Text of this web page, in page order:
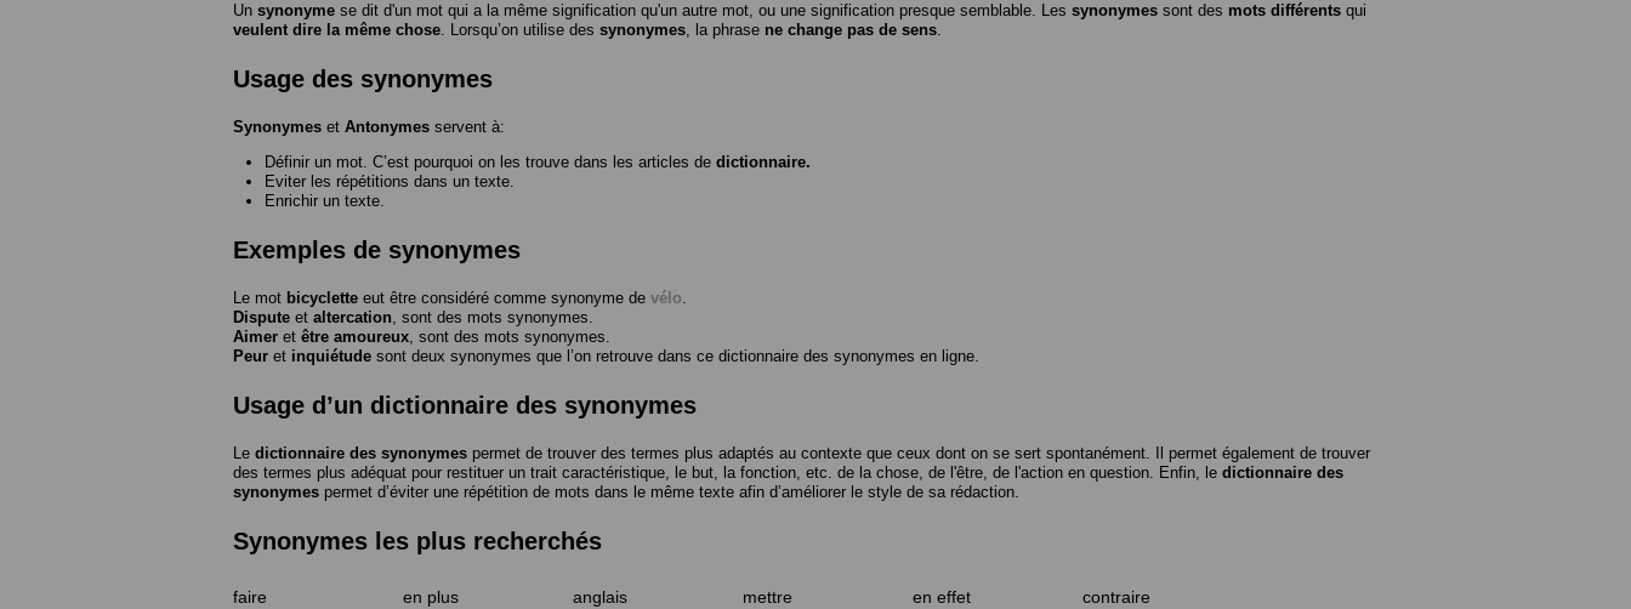
Un synonyme se dit d'un mot qui a la même signification qu'un autre mot, ou une signification presque semblable. Les synonymes sont des mots différents qui
veulent dire la même chose. Lorsqu’on utilise des synonymes, la phrase ne change pas de sens.
Usage des synonymes
Synonymes et Antonymes servent à:
Définir un mot. C’est pourquoi on les trouve dans les articles de dictionnaire.
Eviter les répétitions dans un texte.
Enrichir un texte.
Exemples de synonymes
Le mot bicyclette eut être considéré comme synonyme de vélo.
Dispute et altercation, sont des mots synonymes.
Aimer et être amoureux, sont des mots synonymes.
Peur et inquiétude sont deux synonymes que l’on retrouve dans ce dictionnaire des synonymes en ligne.
Usage d’un dictionnaire des synonymes
Le dictionnaire des synonymes permet de trouver des termes plus adaptés au contexte que ceux dont on se sert spontanément. Il permet également de trouver
des termes plus adéquat pour restituer un trait caractéristique, le but, la fonction, etc. de la chose, de l'être, de l'action en question. Enfin, le dictionnaire des
synonymes permet d’éviter une répétition de mots dans le même texte afin d’améliorer le style de sa rédaction.
Synonymes les plus recherchés
faire en plus anglais mettre en effet
contraire